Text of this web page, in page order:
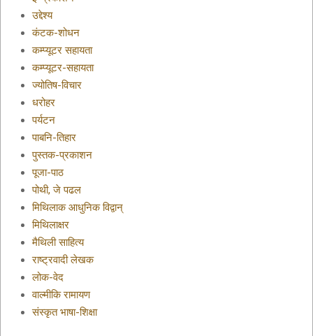
उद्देश्य
कंटक-शोधन
कम्प्यूटर सहायता
कम्प्यूटर-सहायता
ज्योतिष-विचार
धरोहर
पर्यटन
पाबनि-तिहार
पुस्तक-प्रकाशन
पूजा-पाठ
पोथी, जे पढल
मिथिलाक आधुनिक विद्वान्
मिथिलाक्षर
मैथिली साहित्य
राष्ट्रवादी लेखक
लोक-वेद
वाल्मीकि रामायण
संस्कृत भाषा-शिक्षा